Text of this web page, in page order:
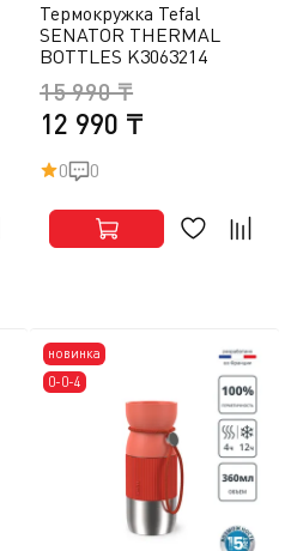
Термокружка Tefal
SENATOR THERMAL
BOTTLES K3063214
12 990 ₸
15 990 ₸
0 0
новинка
0-0-4